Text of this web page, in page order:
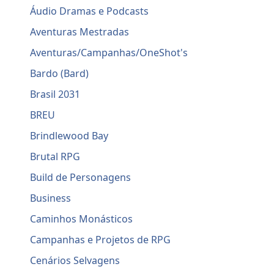
Áudio Dramas e Podcasts
Aventuras Mestradas
Aventuras/Campanhas/OneShot's
Bardo (Bard)
Brasil 2031
BREU
Brindlewood Bay
Brutal RPG
Build de Personagens
Business
Caminhos Monásticos
Campanhas e Projetos de RPG
Cenários Selvagens